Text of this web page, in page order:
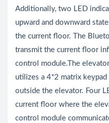
Additionally, two LED
upward and downward
the current floor. The
transmit the current floor
control module.The
utilizes a 4*2 matrix
outside the elevator. Four
current floor where the
control module